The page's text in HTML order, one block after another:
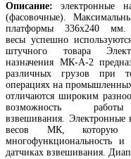
Описание: электронные
(фасовочные).
платформы 336х240 мм.
весы успешно
штучного товара
назначения МК-А-2
различных грузов при
операциях на
отличаются широким
возможность
взвешивания.
весов МК, которую
многофункциональность
датчиках взвешивания.